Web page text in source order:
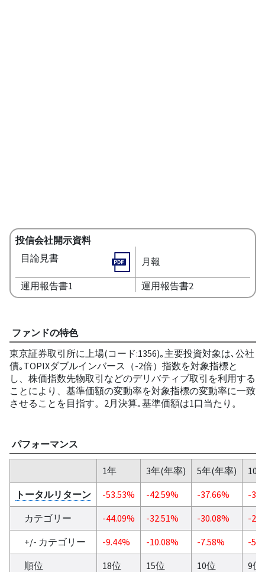
投信会社開示資料
目論見書
月報
運用報告書1 運用報告書2
ファンドの特色
東京証券取引所に上場(コード:1356)｡主要投資対象は､公社
債｡TOPIXダブルインバース（-2倍）指数を対象指標と
し、株価指数先物取引などのデリバティブ取引を利用する
ことにより、基準価額の変動率を対象指標の変動率に一致
させることを目指す。2月決算｡基準価額は1口当たり。
パフォーマンス
1年 3年(年率) 5年(年率)
10
トータルリターン
-53.53% -42.59% -37.66%
-
カテゴリー
-44.09% -32.51% -30.08%
-
+/- カテゴリー
-9.44% -10.08% -7.58%
-
順位
18位 15位 10位
9位